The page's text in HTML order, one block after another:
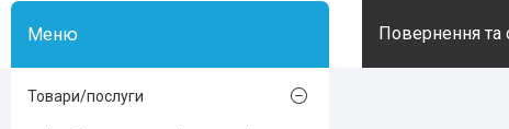
Повернення та
Товари/послуги